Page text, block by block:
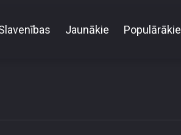
Jaunākie Populārākie